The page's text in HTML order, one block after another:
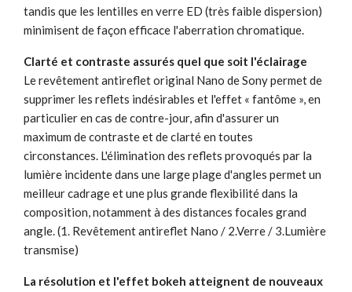
tandis que les lentilles en verre ED (très faible dispersion)
minimisent de façon efficace l'aberration chromatique.
Clarté et contraste assurés quel que soit l'éclairage
Le revêtement antireflet original Nano de Sony permet de
supprimer les reflets indésirables et l'effet « fantôme », en
particulier en cas de contre-jour, afin d'assurer un
maximum de contraste et de clarté en toutes
circonstances. L'élimination des reflets provoqués par la
lumière incidente dans une large plage d'angles permet un
meilleur cadrage et une plus grande flexibilité dans la
composition, notamment à des distances focales grand
angle. (1. Revêtement antireflet Nano / 2.Verre / 3.Lumière
transmise)
La résolution et l'effet bokeh atteignent de nouveaux